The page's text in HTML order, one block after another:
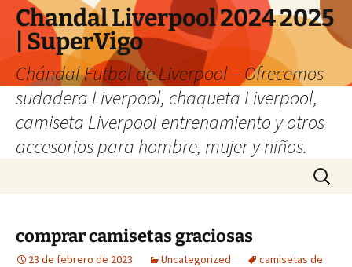
Chandal Liverpool 2024 2025
| SuperVigo
Chándal Futbol de Liverpool – Ofrecemos
sudadera Liverpool, chaqueta Liverpool,
camiseta Liverpool entrenamiento y otros
accesorios para hombre, mujer y niños.
Buscar:
comprar camisetas graciosas
23 de febrero de 2023 Uncategorized
camisetas de